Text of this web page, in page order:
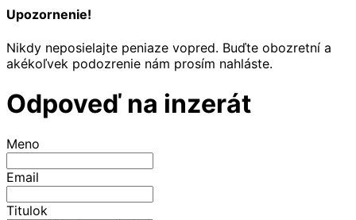
Upozornenie!
Nikdy neposielajte peniaze vopred. Buďte obozretní a
akékoľvek podozrenie nám prosím nahláste.
Odpoveď na inzerát
Meno
Email
Titulok